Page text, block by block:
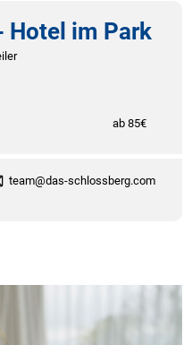
Hotel im Park
ab 85€
team@das-schlossberg.com